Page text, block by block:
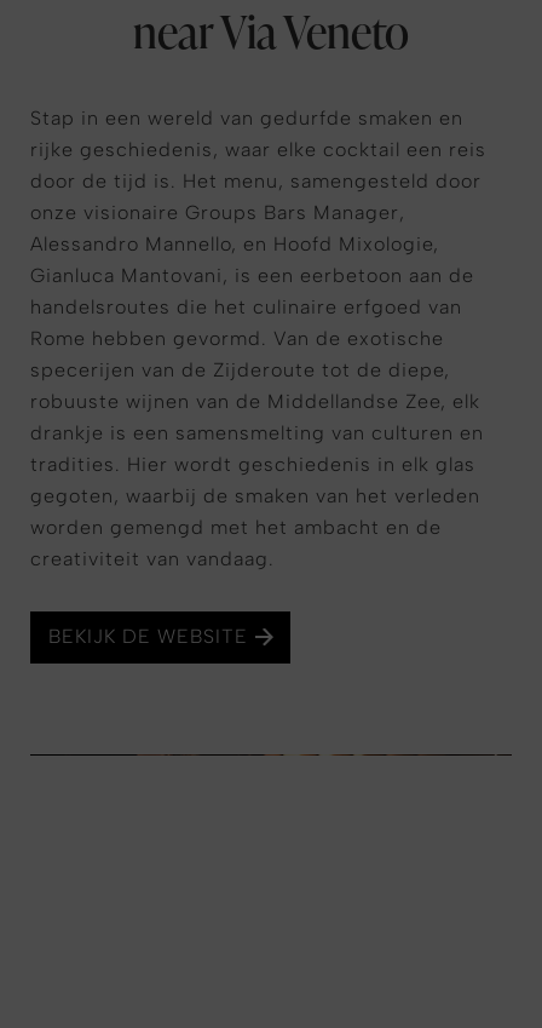
near Via Veneto
Stap in een wereld van gedurfde smaken en
rijke geschiedenis, waar elke cocktail een reis
door de tijd is. Het menu, samengesteld door
onze visionaire Groups Bars Manager,
Alessandro Mannello, en Hoofd Mixologie,
Gianluca Mantovani, is een eerbetoon aan de
handelsroutes die het culinaire erfgoed van
Rome hebben gevormd. Van de exotische
specerijen van de Zijderoute tot de diepe,
robuuste wijnen van de Middellandse Zee, elk
drankje is een samensmelting van culturen en
tradities. Hier wordt geschiedenis in elk glas
gegoten, waarbij de smaken van het verleden
worden gemengd met het ambacht en de
creativiteit van vandaag.
BEKIJK DE WEBSITE